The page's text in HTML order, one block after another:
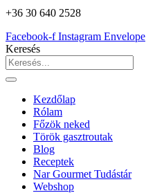
+36 30 640 2528
Facebook-f Instagram Envelope
Keresés
Kezdőlap
Rólam
Főzök neked
Török gasztroutak
Blog
Receptek
Nar Gourmet Tudástár
Webshop